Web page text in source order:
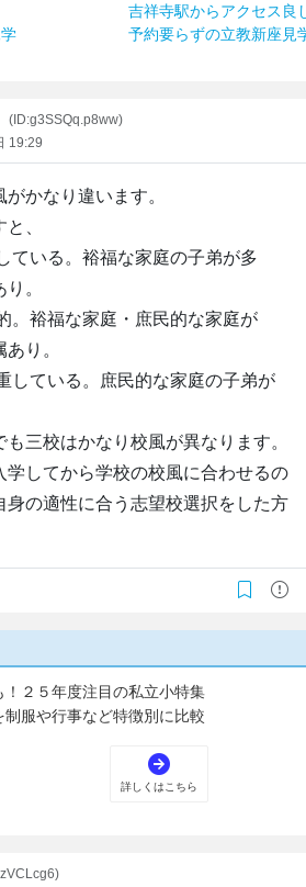
吉祥寺駅からアクセス良
予約要らずの立教新座見
(ID:g3SSQq.p8ww)
19:29
かなり違います。
、
ている。裕福な家庭の子弟が多
。
。裕福な家庭・庶民的な家庭が
り。
している。庶民的な家庭の子弟が
三校はかなり校風が異なります。
学してから学校の校風に合わせるの
身の適性に合う志望校選択をした方